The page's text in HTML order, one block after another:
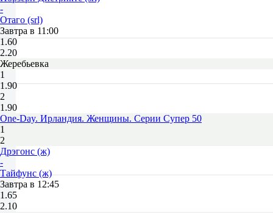
-
Отаго (srl)
Завтра в 11:00
1.60
2.20
Жеребьевка
1
1.90
2
1.90
One-Day. Ирландия. Женщины. Серии Супер 50
1
2
Дрэгонс (ж)
-
Тайфунс (ж)
Завтра в 12:45
1.65
2.10